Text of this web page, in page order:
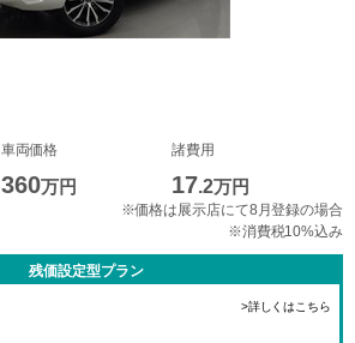
車両価格
360万円
諸費用
17.2万円
※価格は展示店にて8月登録の場合
※消費税10%込み
残価設定型プラン
>詳しくはこちら